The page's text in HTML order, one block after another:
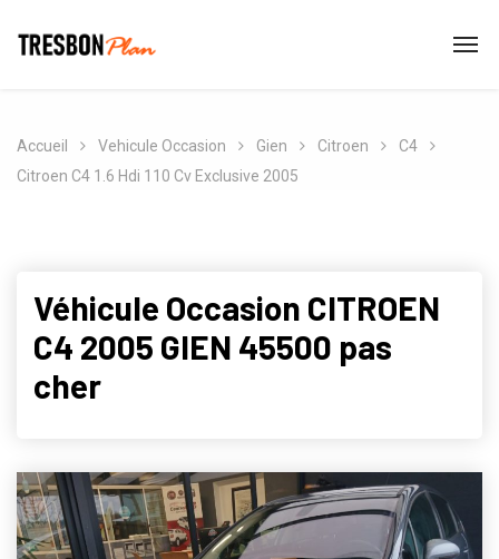
Accueil Vehicule Occasion Gien Citroen
C4
Citroen C4 1.6 Hdi 110 Cv Exclusive 2005
Véhicule Occasion CITROEN
C4 2005 GIEN 45500 pas
cher